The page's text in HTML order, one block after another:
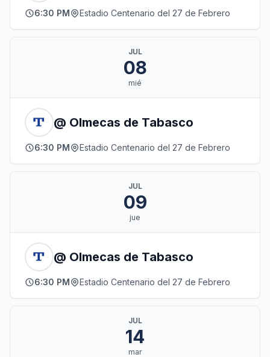
6:30 PM Estadio Centenario del 27 de Febrero
JUL
08
mié
@ Olmecas de Tabasco
6:30 PM Estadio Centenario del 27 de Febrero
JUL
09
jue
@ Olmecas de Tabasco
6:30 PM Estadio Centenario del 27 de Febrero
JUL
14
mar